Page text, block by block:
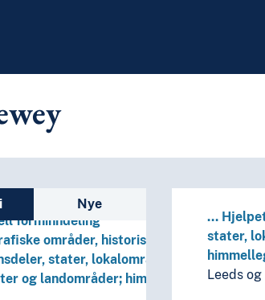
Nye
forminndeling
områder, historiske perioder,
stater, lokalområder;
og landområder; himmellegemer
...
stater,
Leeds